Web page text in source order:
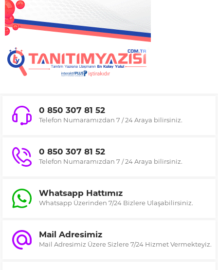
0 850 307 81 52
Telefon Numaramızdan 7 / 24 Araya bilirsiniz.
0 850 307 81 52
Telefon Numaramızdan 7 / 24 Araya bilirsiniz.
Whatsapp Hattımız
Whatsapp Üzerinden 7/24 Bizlere Ulaşabilirsiniz.
Mail Adresimiz
Mail Adresimiz Üzere Sizlere 7/24 Hizmet Vermekteyiz.